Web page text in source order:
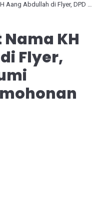
DPD PKS Sukabumi Sampaikan Permohonan Maaf
KH
Flyer,